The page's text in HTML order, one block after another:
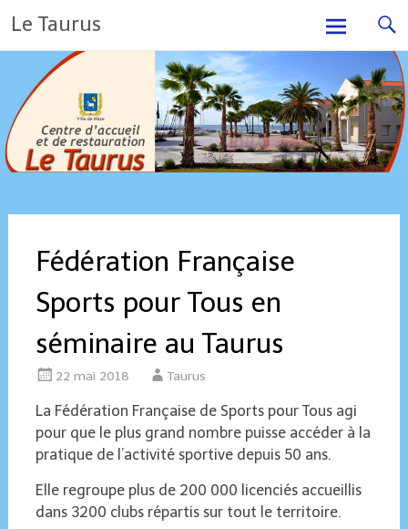
to
content
Le Taurus
Fédération Française
Sports pour Tous en
séminaire au Taurus
22 mai 2018 Taurus
La Fédération Française de Sports pour Tous agi
pour que le plus grand nombre puisse accéder à la
pratique de l’activité sportive depuis 50 ans.
Elle regroupe plus de 200 000 licenciés accueillis
dans 3200 clubs répartis sur tout le territoire.